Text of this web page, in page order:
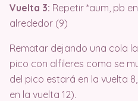
Vuelta 3: Repetir *aum, pb
alrededor (9)
Rematar dejando una cola
pico con alfileres como se
del pico estará en la vuelta
en la vuelta 12).